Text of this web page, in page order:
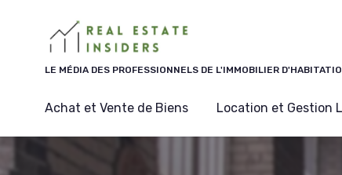
LE MÉDIA DES PROFESSIONNELS DE L'IMMOBILIER
Achat et Vente de Biens Location et Gestion